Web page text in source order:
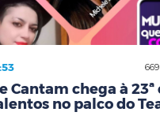
Cantam chega à 23ª
no palco do